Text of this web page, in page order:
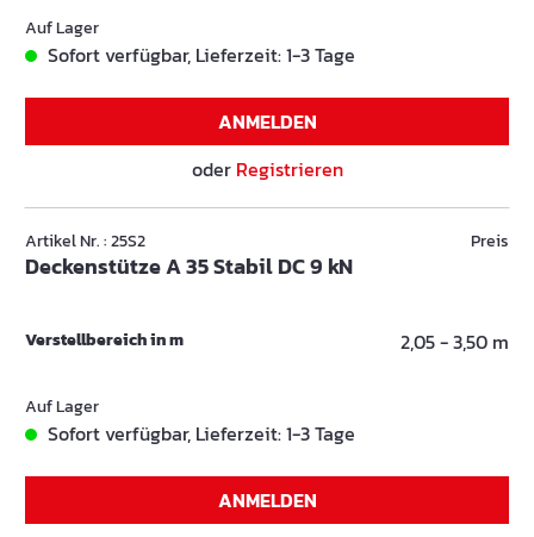
Auf Lager
Sofort verfügbar, Lieferzeit: 1-3 Tage
ANMELDEN
oder Registrieren
Artikel Nr. : 25S2
Deckenstütze A 35 Stabil DC 9 kN
Preis
Verstellbereich in m 2,05 - 3,50 m
Auf Lager
Sofort verfügbar, Lieferzeit: 1-3 Tage
ANMELDEN